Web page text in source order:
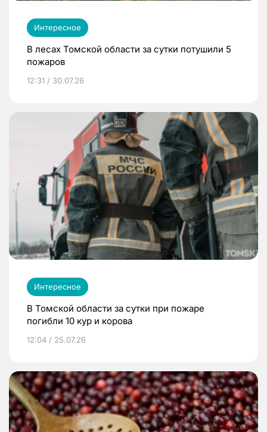
Интересное
В лесах Томской области за сутки потушили 5
пожаров
12:31 / 30.07.26
Интересное
В Томской области за сутки при пожаре
погибли 10 кур и корова
12:04 / 25.07.26